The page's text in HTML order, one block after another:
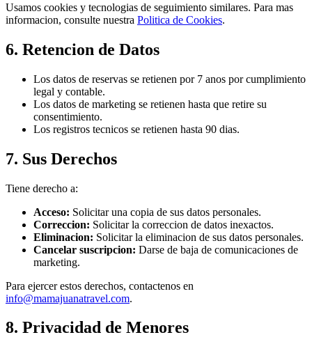
Usamos cookies y tecnologias de seguimiento similares. Para mas
informacion, consulte nuestra Politica de Cookies.
6. Retencion de Datos
Los datos de reservas se retienen por 7 anos por cumplimiento
legal y contable.
Los datos de marketing se retienen hasta que retire su
consentimiento.
Los registros tecnicos se retienen hasta 90 dias.
7. Sus Derechos
Tiene derecho a:
Acceso: Solicitar una copia de sus datos personales.
Correccion: Solicitar la correccion de datos inexactos.
Eliminacion: Solicitar la eliminacion de sus datos personales.
Cancelar suscripcion: Darse de baja de comunicaciones de
marketing.
Para ejercer estos derechos, contactenos en
info@mamajuanatravel.com.
8. Privacidad de Menores